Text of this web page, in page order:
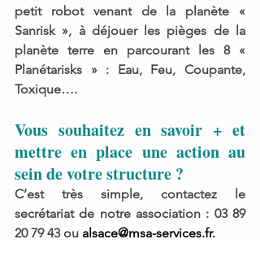
petit robot venant de la planète «
Sanrisk », à déjouer les pièges de la
planète terre en parcourant les 8 «
Planétarisks » : Eau, Feu, Coupante,
Toxique….
Vous souhaitez en savoir + et
mettre en place une action au
sein de votre structure ?
C’est très simple, contactez le
secrétariat de notre association : 03 89
20 79 43 ou alsace@msa-services.fr.